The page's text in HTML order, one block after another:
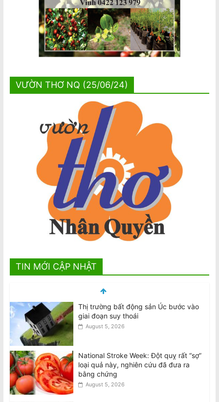
VƯỜN THƠ NQ (25/06/24)
TIN MỚI CẬP NHẬT
Thị trường bất động sản Úc bước vào
giai đoạn suy thoái
August 5, 2026
National Stroke Week: Đột quỵ rất “sợ”
loại quả này, nghiên cứu đã đưa ra
bằng chứng
August 5, 2026